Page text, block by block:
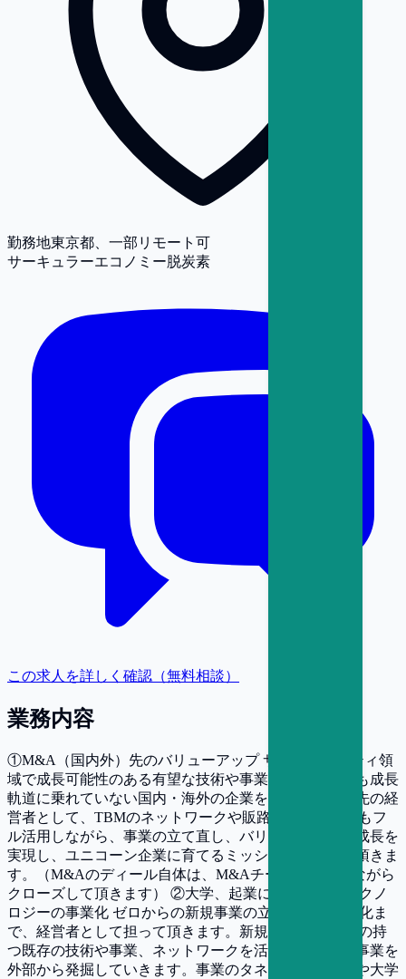
勤務地東京都、一部リモート可
サーキュラーエコノミー脱炭素
この求人を詳しく確認（無料相談）
業務内容
①M&A（国内外）先のバリューアップ サステナビリティ領
域で成長可能性のある有望な技術や事業を持ちながらも成長
軌道に乗れていない国内・海外の企業を買収し、買収先の経
営者として、TBMのネットワークや販路等のアセットもフ
ル活用しながら、事業の立て直し、バリューアップと成長を
実現し、ユニコーン企業に育てるミッションを担って頂きま
す。（M&Aのディール自体は、M&Aチームと連携しながら
クローズして頂きます） ②大学、起業に眠るシーズテクノ
ロジーの事業化 ゼロからの新規事業の立上げから事業化ま
で、経営者として担って頂きます。新規事業は、TBMの持
つ既存の技術や事業、ネットワークを活かせるような事業を
外部から発掘していきます。事業のタネとなる、企業や大学